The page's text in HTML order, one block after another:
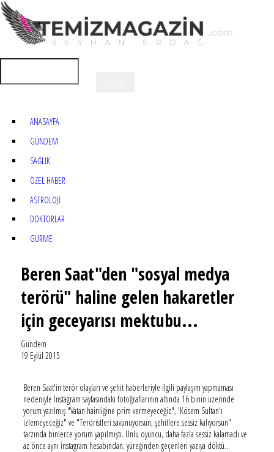
ANASAYFA
GÜNDEM
SAĞLIK
ÖZEL HABER
ASTROLOJİ
DOKTORLAR
GURME
Beren Saat"den "sosyal medya
terörü" haline gelen hakaretler
için geceyarısı mektubu...
Gündem
19 Eylül 2015
Beren Saat'in terör olayları ve şehit haberleriyle ilgili paylaşım yapmaması
nedeniyle İnstagram sayfasındaki fotoğraflarının altında 16 binin üzerinde
yorum yazılmış "Vatan hainliğine prim vermeyeceğiz", 'Kösem Sultan'ı
izlemeyeceğiz" ve "Teröristleri savunuyorsun, şehitlere sessiz kalıyorsun"
tarzında binlerce yorum yapılmıştı. Ünlü oyuncu, daha fazla sessiz kalamadı ve
az önce aynı İnstagram hesabından, yüreğinden geçenleri yazıya döktü...